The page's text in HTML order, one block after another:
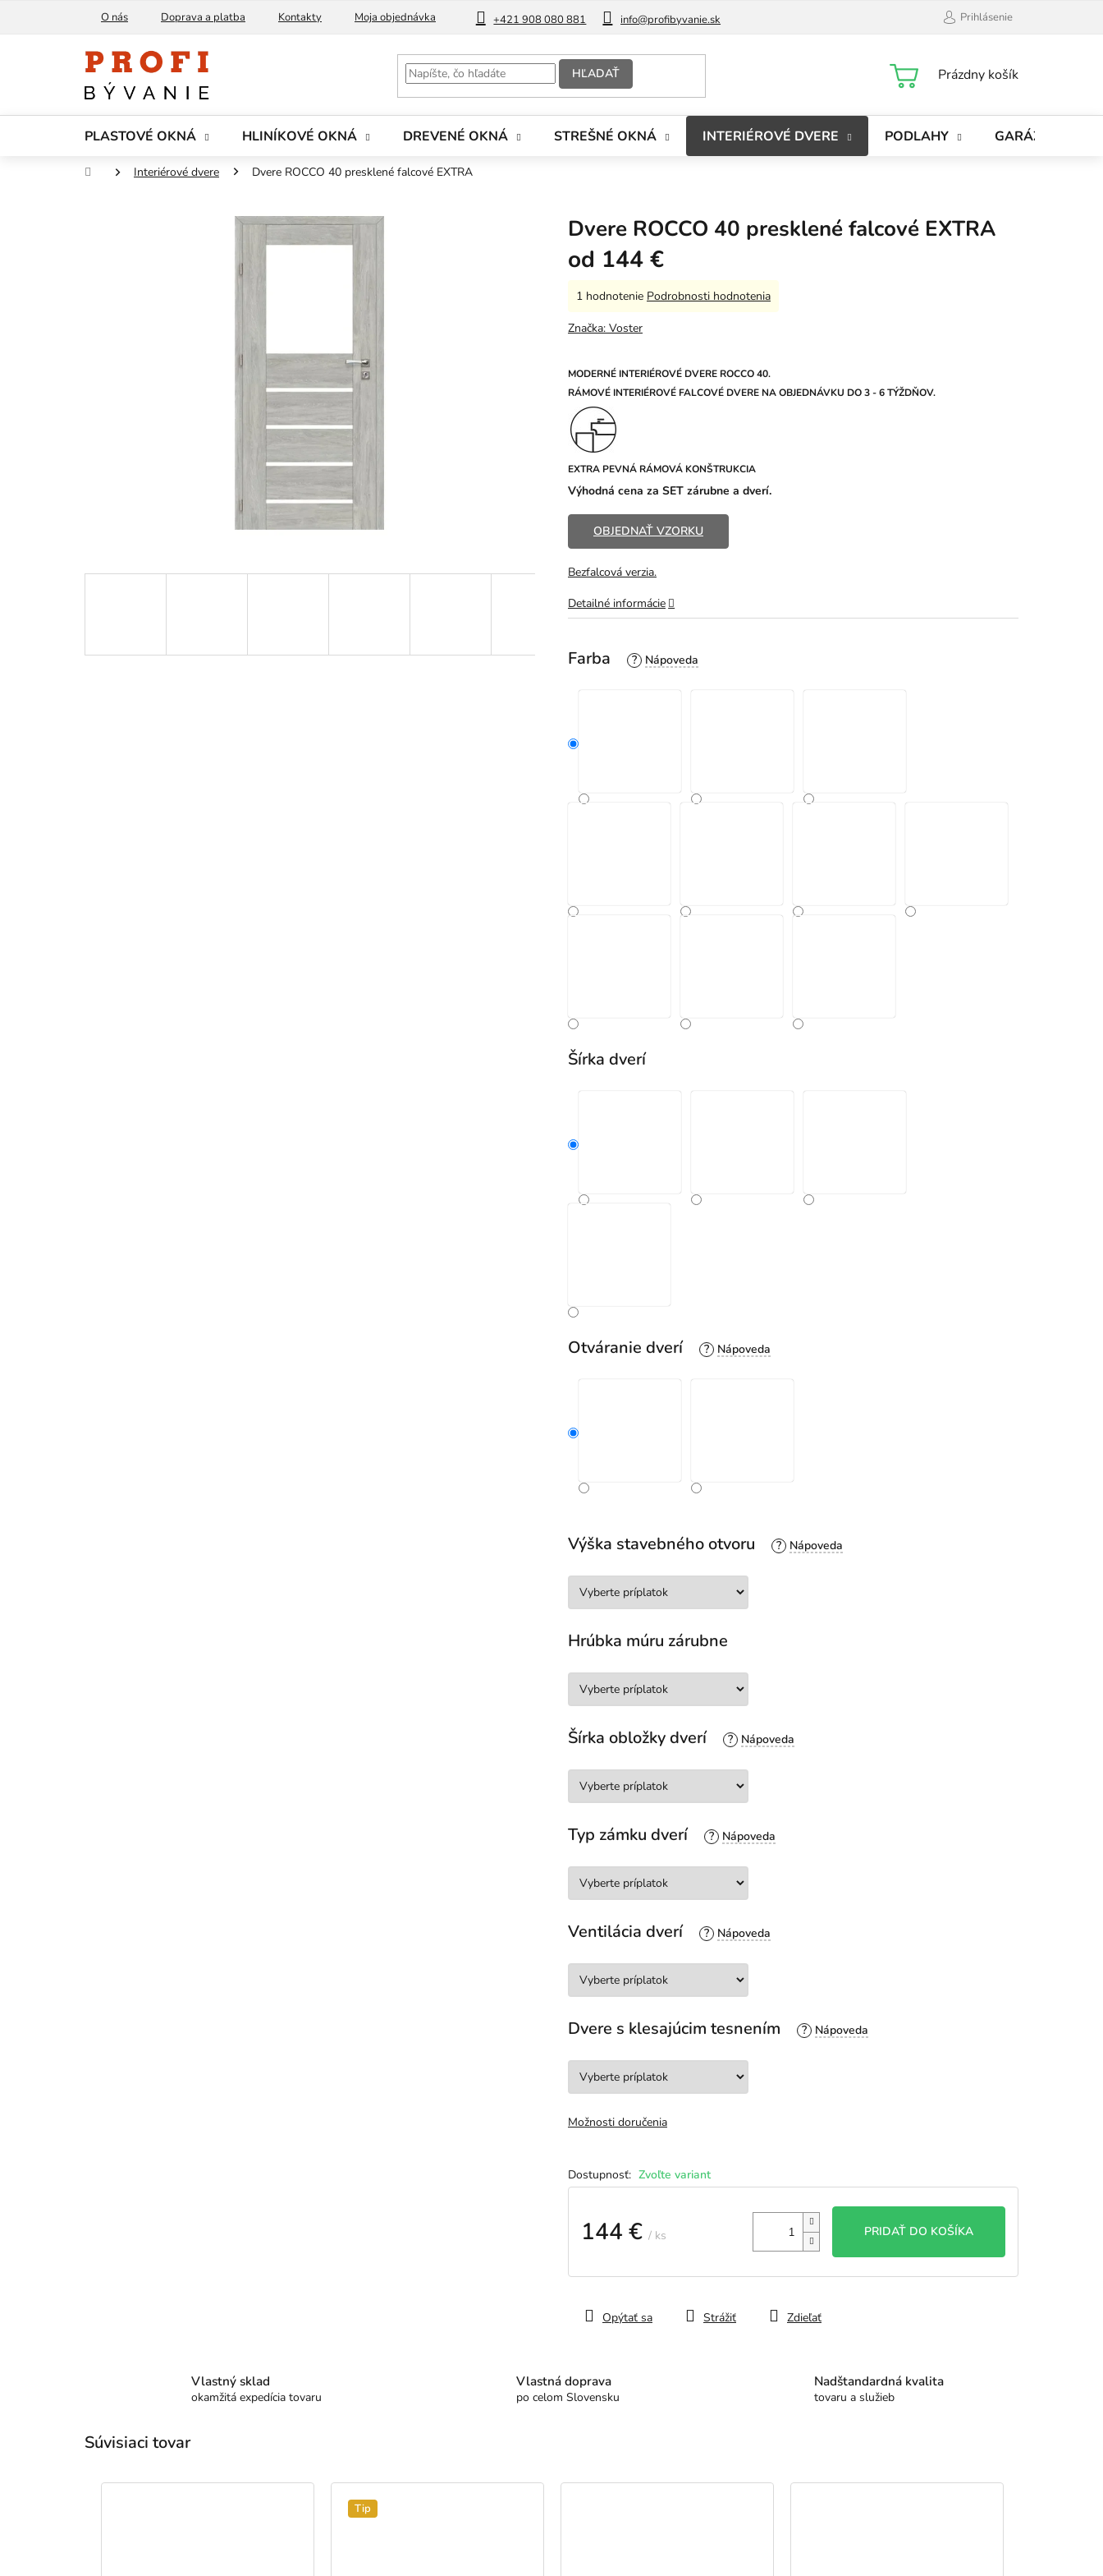
+421 908 080 881 info@profibyvanie.sk
O nás Doprava a platba Kontakty Moja objednávka Blog Prihlásenie
HĽADAŤ
NÁKUPNÝ
Prázdny košík
PLASTOVÉ OKNÁ HLINÍKOVÉ OKNÁ DREVENÉ OKNÁ STREŠNÉ OKNÁ INTERIÉROVÉ DVERE PODLAHY GARÁŽOVÉ
DomovInteriérové dvere Dvere ROCCO 40 presklené falcové EXTRA
Dvere ROCCO 40 presklené falcové EXTRA
od 144 €
Zvoľte variant
Farba ?
Šírka dverí
Otváranie dverí ?
Výška stavebného otvoru ?
Hrúbka múru zárubne
Šírka obložky dverí ?
Typ zámku dverí ?
Ventilácia dverí ?
Dvere s klesajúcim tesnením ?
Možnosti doručenia
144 € / ks
cena:
PRIDAŤ DO KOŠÍKA
MODERNÉ INTERIÉROVÉ DVERE ROCCO 40.
RÁMOVÉ INTERIÉROVÉ FALCOVÉ DVERE NA OBJEDNÁVKU DO 3 - 6 TÝŽDŇOV.
EXTRA PEVNÁ RÁMOVÁ KONŠTRUKCIA
Výhodná cena za SET zárubne a dverí.
OBJEDNAŤ VZORKU
Bezfalcová verzia.
Detailné informácie
Opýtať sa Strážiť Zdieľať
Priemerné
produktu
z
5
hviezdičiek.
1 hodnotenie Podrobnosti hodnotenia
Značka: Voster
Vlastný sklad
okamžitá expedícia tovaru
Vlastná doprava
po celom Slovensku
Nadštandardná kvalita
tovaru a služieb
Súvisiaci tovar
Tip